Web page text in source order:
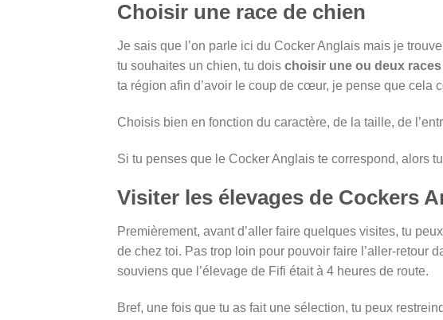
Choisir une race de chien
Je sais que l’on parle ici du Cocker Anglais mais je
tu souhaites un chien, tu dois choisir une ou deux
ta région afin d’avoir le coup de cœur, je pense que cela
Choisis bien en fonction du caractère, de la taille, de
Si tu penses que le Cocker Anglais te correspond, alors
Visiter les élevages de Cockers
Premièrement, avant d’aller faire quelques visites, tu peux
de chez toi. Pas trop loin pour pouvoir faire l’aller-retour
souviens que l’élevage de Fifi était à 4 heures de route.
Bref, une fois que tu as fait une sélection, tu peux